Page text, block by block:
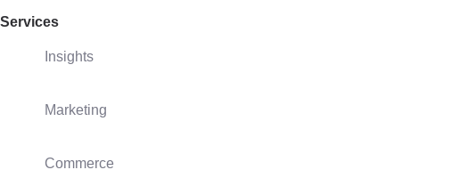
Services
Insights
Marketing
Commerce